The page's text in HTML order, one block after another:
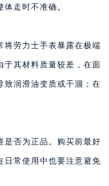
走时不准确。
将劳力士手表暴露在极端
于其材料质量较差，在面
致润滑油变质或干涸；在
是否为正品。购买前最好
日常使用中也要注意避免